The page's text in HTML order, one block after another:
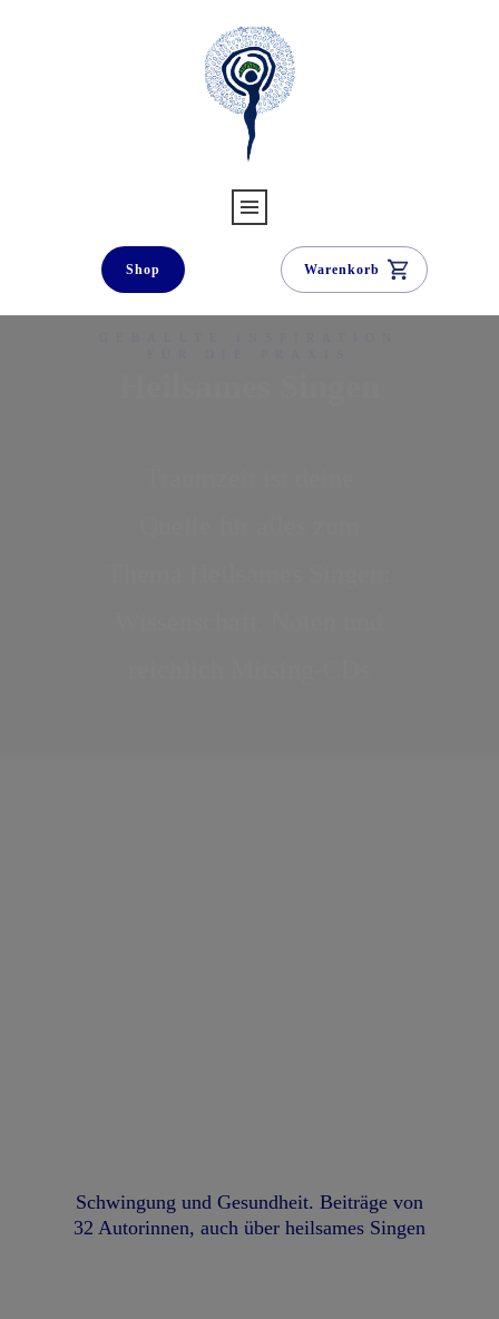
Shop Warenkorb
Schwingung und Gesundheit. Beiträge von
32 Autorinnen, auch über heilsames Singen